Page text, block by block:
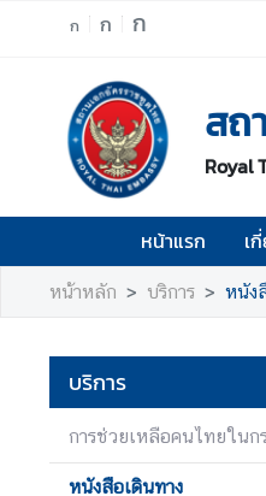
ก ก ก
สถ
Royal
หน้าแรก เ
ก
เ
กี่
ว
ถ
หน้าหลัก บริการ หนัง
บริการ
การช่วยเหลือคนไทยใน
หนังสือเดินทาง